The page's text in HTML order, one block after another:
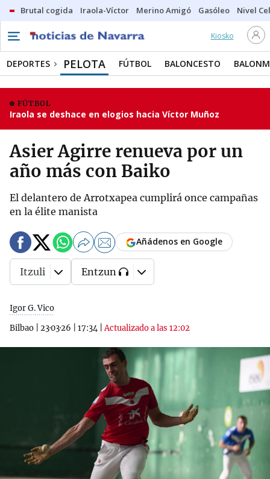
Brutal cogida Iraola-Víctor Merino Amigó Gasóleo Nivel
Kiosko
DEPORTES PELOTA FÚTBOL BALONCESTO
FÚTBOL
Iraola se deshace en elogios hacia Víctor Muñoz
Asier Agirre renueva por un
año más con Baiko
El delantero de Arrotxapea cumplirá once campañas
en la élite manista
Igor G. Vico
Bilbao
23·03·26 17:34 |Actualizado a las 12:02
Añádenos en Google
Itzuli Entzun